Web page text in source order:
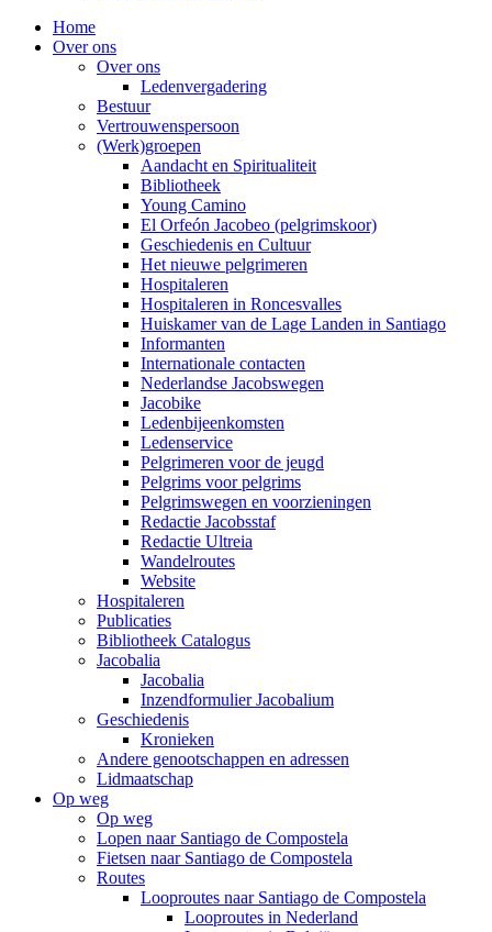
Home
Over ons
Over ons
Ledenvergadering
Bestuur
Vertrouwenspersoon
(Werk)groepen
Aandacht en Spiritualiteit
Bibliotheek
Young Camino
El Orfeón Jacobeo (pelgrimskoor)
Geschiedenis en Cultuur
Het nieuwe pelgrimeren
Hospitaleren
Hospitaleren in Roncesvalles
Huiskamer van de Lage Landen in Santiago
Informanten
Internationale contacten
Nederlandse Jacobswegen
Jacobike
Ledenbijeenkomsten
Ledenservice
Pelgrimeren voor de jeugd
Pelgrims voor pelgrims
Pelgrimswegen en voorzieningen
Redactie Jacobsstaf
Redactie Ultreia
Wandelroutes
Website
Hospitaleren
Publicaties
Bibliotheek Catalogus
Jacobalia
Jacobalia
Inzendformulier Jacobalium
Geschiedenis
Kronieken
Andere genootschappen en adressen
Lidmaatschap
Op weg
Op weg
Lopen naar Santiago de Compostela
Fietsen naar Santiago de Compostela
Routes
Looproutes naar Santiago de Compostela
Looproutes in Nederland